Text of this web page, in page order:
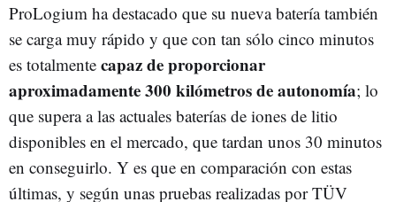
ProLogium ha destacado que su nueva batería también
se carga muy rápido y que con tan sólo cinco minutos
es totalmente capaz de proporcionar
aproximadamente 300 kilómetros de autonomía; lo
que supera a las actuales baterías de iones de litio
disponibles en el mercado, que tardan unos 30 minutos
en conseguirlo. Y es que en comparación con estas
últimas, y según unas pruebas realizadas por TÜV